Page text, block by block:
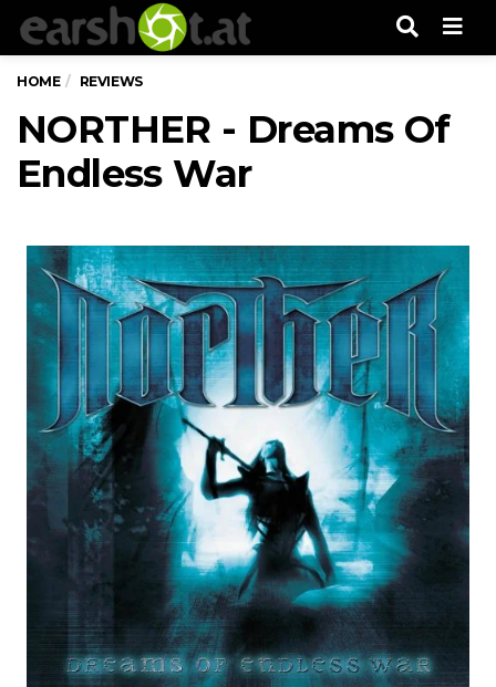
HOME REVIEWS
NORTHER - Dreams Of
Endless War